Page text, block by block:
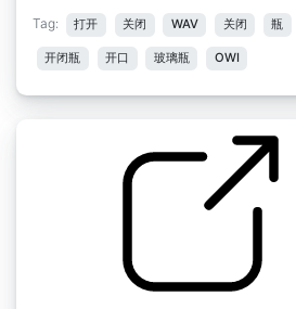
Tag: 打开 关闭 WAV 关闭 瓶
开闭瓶 开口 玻璃瓶 OWI